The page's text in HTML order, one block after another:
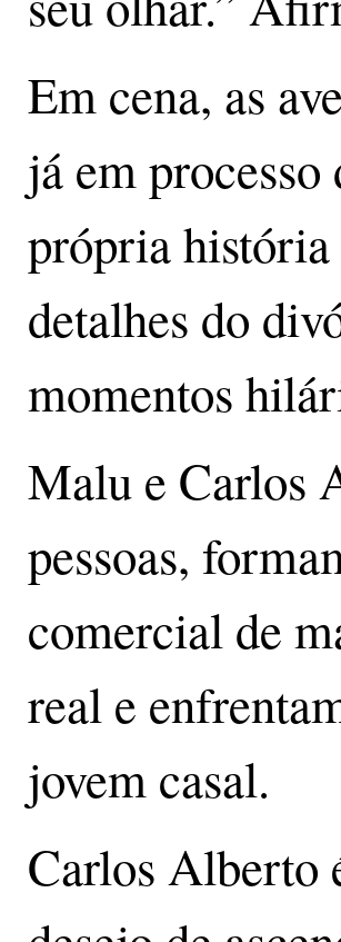
Em cena, as
já em processo
própria
detalhes do
momentos
Malu e Carlos
pessoas,
comercial de
real e
jovem casal.
Carlos Alberto